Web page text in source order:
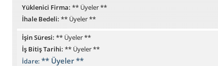
Yüklenici Firma:** Üyeler **
İhale Bedeli:** Üyeler **
İşin Süresi: ** Üyeler **
İş Bitiş Tarihi: ** Üyeler **
İdare: ** Üyeler **